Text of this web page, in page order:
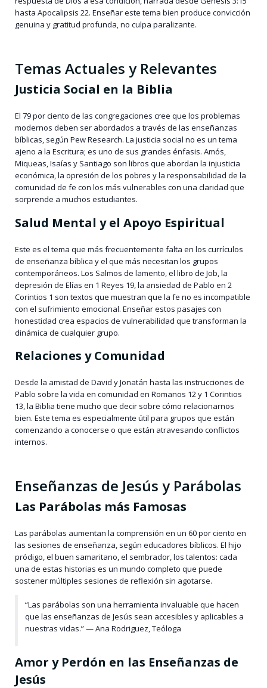
hasta Apocalipsis 22. Enseñar este tema bien produce convicción
genuina y gratitud profunda, no culpa paralizante.
Temas Actuales y Relevantes
Justicia Social en la Biblia
El 79 por ciento de las congregaciones cree que los problemas
modernos deben ser abordados a través de las enseñanzas
bíblicas, según Pew Research. La justicia social no es un tema
ajeno a la Escritura; es uno de sus grandes énfasis. Amós,
Miqueas, Isaías y Santiago son libros que abordan la injusticia
económica, la opresión de los pobres y la responsabilidad de la
comunidad de fe con los más vulnerables con una claridad que
sorprende a muchos estudiantes.
Salud Mental y el Apoyo Espiritual
Este es el tema que más frecuentemente falta en los currículos
de enseñanza bíblica y el que más necesitan los grupos
contemporáneos. Los Salmos de lamento, el libro de Job, la
depresión de Elías en 1 Reyes 19, la ansiedad de Pablo en 2
Corintios 1 son textos que muestran que la fe no es incompatible
con el sufrimiento emocional. Enseñar estos pasajes con
honestidad crea espacios de vulnerabilidad que transforman la
dinámica de cualquier grupo.
Relaciones y Comunidad
Desde la amistad de David y Jonatán hasta las instrucciones de
Pablo sobre la vida en comunidad en Romanos 12 y 1 Corintios
13, la Biblia tiene mucho que decir sobre cómo relacionarnos
bien. Este tema es especialmente útil para grupos que están
comenzando a conocerse o que están atravesando conflictos
internos.
Enseñanzas de Jesús y Parábolas
Las Parábolas más Famosas
Las parábolas aumentan la comprensión en un 60 por ciento en
las sesiones de enseñanza, según educadores bíblicos. El hijo
pródigo, el buen samaritano, el sembrador, los talentos: cada
una de estas historias es un mundo completo que puede
sostener múltiples sesiones de reflexión sin agotarse.
“Las parábolas son una herramienta invaluable que hacen
que las enseñanzas de Jesús sean accesibles y aplicables a
nuestras vidas.” — Ana Rodriguez, Teóloga
Amor y Perdón en las Enseñanzas de
Jesús